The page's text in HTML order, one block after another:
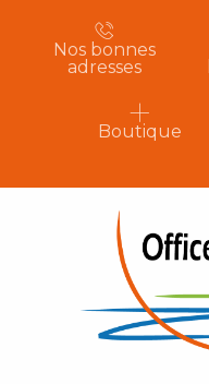
Nos bonnes
adresses
Boutique